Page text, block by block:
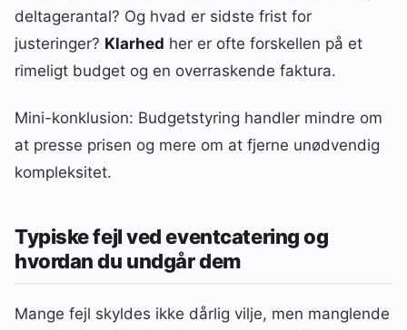
deltagerantal? Og hvad er sidste frist for
justeringer? Klarhed her er ofte forskellen på et
rimeligt budget og en overraskende faktura.
Mini-konklusion: Budgetstyring handler mindre om
at presse prisen og mere om at fjerne unødvendig
kompleksitet.
Typiske fejl ved eventcatering og
hvordan du undgår dem
Mange fejl skyldes ikke dårlig vilje, men manglende